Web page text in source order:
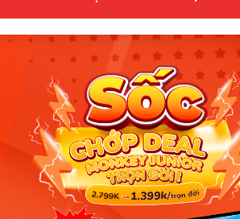
Ngày 17: Bé nhận diện từ nhanh
qua hình ảnh – Chìa khóa giúp
con hiểu ngay không cần dịch
Ngày 16: Tăng tốc độ phản xạ và
ghi nhớ tiếng Anh – Giúp bé
hiểu và nói nhanh hơn